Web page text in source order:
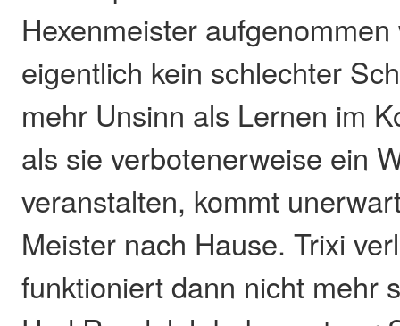
Hexenmeister
eigentlich kein schlechter
mehr Unsinn als Lernen im
als sie verbotenerweise ein
veranstalten, kommt
Meister nach Hause. Trixi
funktioniert dann nicht mehr